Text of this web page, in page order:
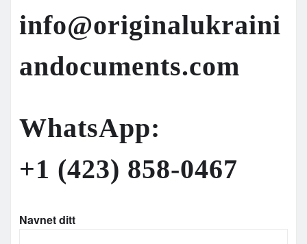
info@originalukraini
andocuments.com
WhatsApp:
+1 (423) 858-0467
Navnet ditt